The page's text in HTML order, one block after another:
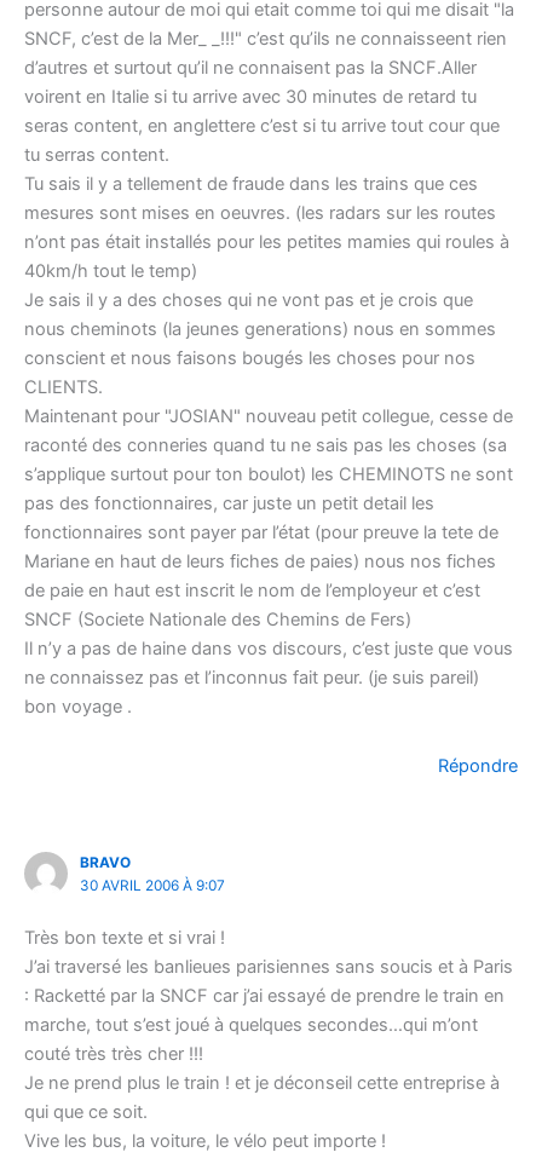
personne autour de moi qui etait comme toi qui me disait "la
SNCF, c’est de la Mer_ _!!!" c’est qu’ils ne connaisseent rien
d’autres et surtout qu’il ne connaisent pas la SNCF.Aller
voirent en Italie si tu arrive avec 30 minutes de retard tu
seras content, en anglettere c’est si tu arrive tout cour que
tu serras content.
Tu sais il y a tellement de fraude dans les trains que ces
mesures sont mises en oeuvres. (les radars sur les routes
n’ont pas était installés pour les petites mamies qui roules à
40km/h tout le temp)
Je sais il y a des choses qui ne vont pas et je crois que
nous cheminots (la jeunes generations) nous en sommes
conscient et nous faisons bougés les choses pour nos
CLIENTS.
Maintenant pour "JOSIAN" nouveau petit collegue, cesse de
raconté des conneries quand tu ne sais pas les choses (sa
s’applique surtout pour ton boulot) les CHEMINOTS ne sont
pas des fonctionnaires, car juste un petit detail les
fonctionnaires sont payer par l’état (pour preuve la tete de
Mariane en haut de leurs fiches de paies) nous nos fiches
de paie en haut est inscrit le nom de l’employeur et c’est
SNCF (Societe Nationale des Chemins de Fers)
Il n’y a pas de haine dans vos discours, c’est juste que vous
ne connaissez pas et l’inconnus fait peur. (je suis pareil)
bon voyage .
Répondre
BRAVO
30 AVRIL 2006 À 9:07
Très bon texte et si vrai !
J’ai traversé les banlieues parisiennes sans soucis et à Paris
: Racketté par la SNCF car j’ai essayé de prendre le train en
marche, tout s’est joué à quelques secondes…qui m’ont
couté très très cher !!!
Je ne prend plus le train ! et je déconseil cette entreprise à
qui que ce soit.
Vive les bus, la voiture, le vélo peut importe !